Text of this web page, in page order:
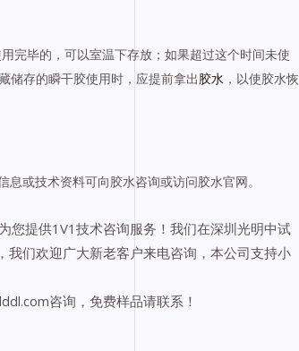
完毕的，可以室温下存放；如果超过这个时间未使
储存的瞬干胶使用时，应提前拿出胶水 ，以使胶水恢
或技术资料可向胶水咨询或访问胶水官网。
您提供1V1技术咨询服务！我们在深圳光明中试
们欢迎广大新老客户来电咨询，本公司支持小
咨询，免费样品请联系！